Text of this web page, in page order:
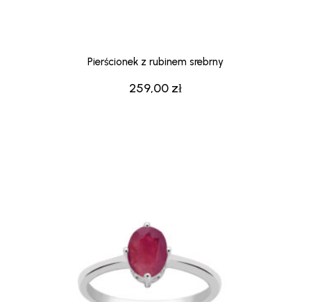
259,00 zł
Pierścionek z rubinem srebrny